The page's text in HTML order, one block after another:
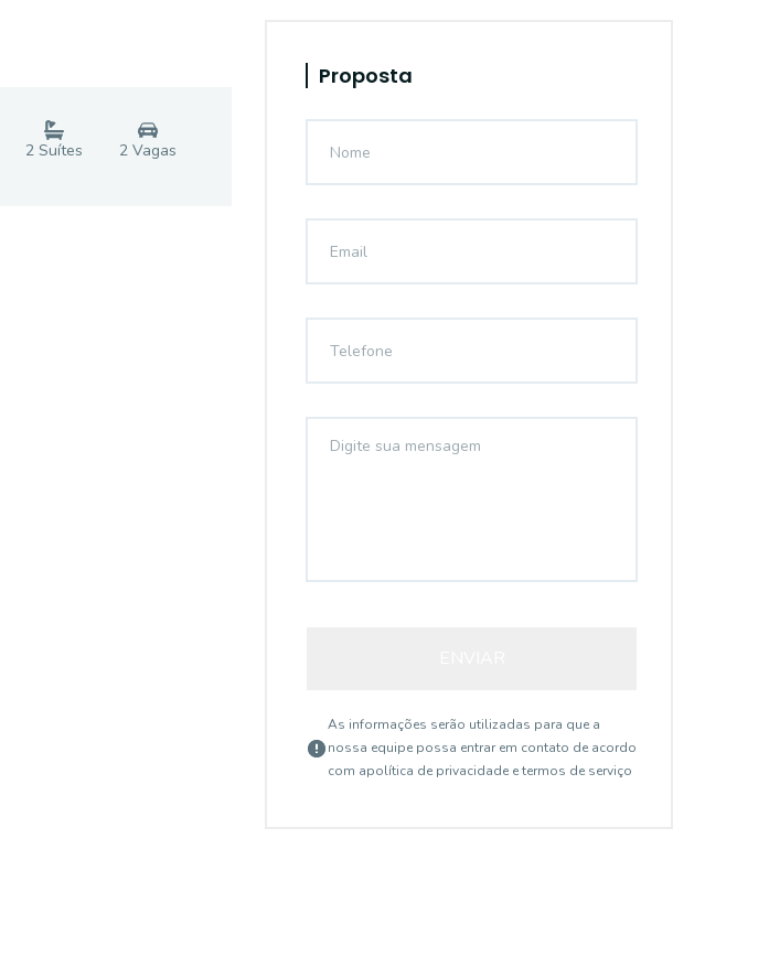
2 Suítes 2Vagas
Proposta
As informações serão utilizadas para que a
nossa equipe possa entrar em contato de acordo
com apolítica de privacidade e termos de serviço